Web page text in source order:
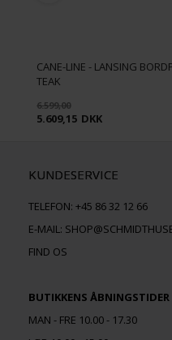
CANE-LINE - LANSING
TEAK
6.599,00
5.609,15 DKK
KUNDESERVICE
TELEFON:+45 86 32 12 66
E-MAIL:
FIND OS
BUTIKKENS ÅBNINGSTIDER
MAN - FRE 10.00 - 17.30